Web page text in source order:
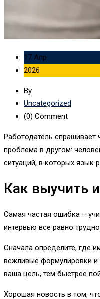
17 Апр
2026
By
Uncategorized
(0) Comment
Работодатель спрашивает
проблема в другом:
ситуаций, в которых язык
Как выучить
Самая частая ошибка –
интервью все равно
Сначала определите, где
вежливые формулировки и
ваша цель, тем быстрее
Хорошая новость в том,